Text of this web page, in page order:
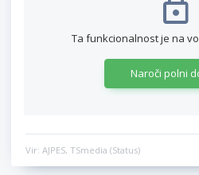
Ta funkcionalnost je na
Naroči polni
Vir: AJPES, TSmedia (Status)